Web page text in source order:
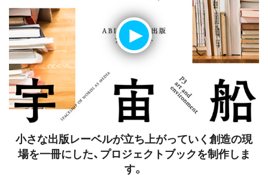
小さな出版レーベルが立ち上がっていく創造の現
場を一冊にした、プロジェクトブックを制作しま
す。